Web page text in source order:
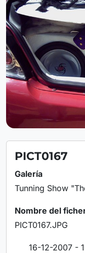
PICT0167
Galería
Tunning Show
Nombre del
PICT0167.JPG
16-12-2007 -